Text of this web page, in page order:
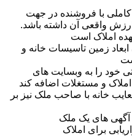
با فروشنده در جهت
واقعی آن داشته باشد.
املاک است
زمین تاسیسات خانه و
خود را به وبسایت های
و مستغلات اضافه کند
خانه با صاحب ملک نیز بر
های یک ملک
برای املاک